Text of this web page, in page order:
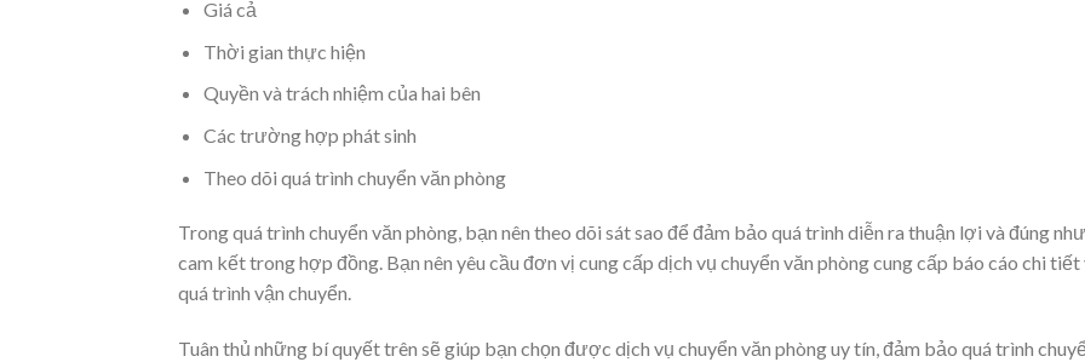
Giá cả
Thời gian thực hiện
Quyền và trách nhiệm của hai bên
Các trường hợp phát sinh
Theo dõi quá trình chuyển văn phòng
Trong quá trình chuyển văn phòng, bạn nên theo dõi sát sao để đảm bảo quá trình diễn ra thuận lợi và đúng như
cam kết trong hợp đồng. Bạn nên yêu cầu đơn vị cung cấp dịch vụ chuyển văn phòng cung cấp báo cáo chi tiết
quá trình vận chuyển.
Tuân thủ những bí quyết trên sẽ giúp bạn chọn được dịch vụ chuyển văn phòng uy tín, đảm bảo quá trình